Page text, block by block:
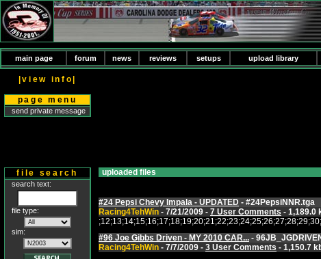
main page forum news reviews setups upload library
|view info|
page menu
send private message
file search
search text:
file type:
sim:
uploaded files
#24 Pepsi Chevy Impala - UPDATED - #24PepsiNNR.tga
Racing4TehWin - 7/21/2009 - 7 User Comments - 1,189.0
#96 Joe Gibbs Driven - MY 2010 CAR... -
Racing4TehWin - 7/7/2009 - 3 User Comments - 1,150.7